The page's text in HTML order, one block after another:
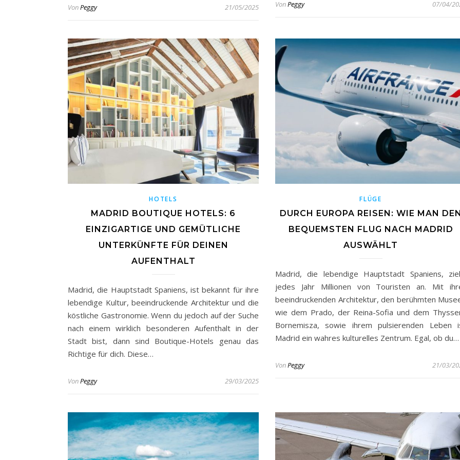
VonPeggy 21/05/2025 VonPeggy 07/04/
HOTELS
MADRID BOUTIQUE HOTELS: 6
EINZIGARTIGE UND GEMÜTLICHE
UNTERKÜNFTE FÜR DEINEN
AUFENTHALT
Madrid, die Hauptstadt Spaniens, ist bekannt für ihre
lebendige Kultur, beeindruckende Architektur und die
köstliche Gastronomie. Wenn du jedoch auf der Suche
nach einem wirklich besonderen Aufenthalt in der
Stadt bist, dann sind Boutique-Hotels genau das
Richtige für dich. Diese…
VonPeggy 29/03/2025
FLÜGE
DURCH EUROPA REISEN: WIE MAN
BEQUEMSTEN FLUG NACH MADRID
AUSWÄHLT
Madrid, die lebendige Hauptstadt Spaniens,
jedes Jahr Millionen von Touristen an. Mit
beeindruckenden Architektur, den berühmten
wie dem Prado, der Reina-Sofia und dem
Bornemisza, sowie ihrem pulsierenden Leben
Madrid ein wahres kulturelles Zentrum. Egal, ob du…
VonPeggy 21/03/